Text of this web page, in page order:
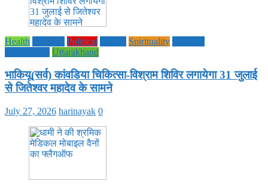
Health Political Spirituality
Uttarakhand
भाकियू(सर्व) कांवडिया चिकित्सा-विश्राम शिविर लगायेगा 31 जुलाई
से जितेश्वर महादेव के सामने
July 27, 2026 harinayak 0